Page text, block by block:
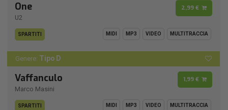
One
U2
2,99 €
SPARTITI MIDI MP3 VIDEO MULTITRACCIA
Genere: Tipo D
Vaffanculo
Marco Masini
1,99 €
SPARTITI MIDI MP3 VIDEO MULTITRACCIA